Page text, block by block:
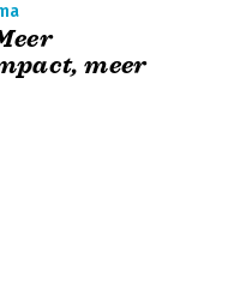
meer